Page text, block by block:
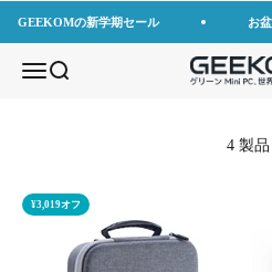
コンテンツへスキップ
GEEKOMの新学期セール お
メニューを開く
検索を開く GEEKOM
4 製品
¥3,019オフ